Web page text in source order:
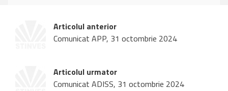
Articolul anterior
Comunicat APP, 31 octombrie 2024
Articolul urmator
Comunicat ADISS, 31 octombrie 2024